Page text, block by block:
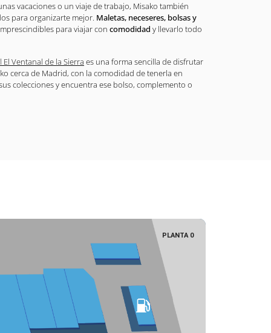
vacaciones o un viaje de trabajo, Misako también
para organizarte mejor. Maletas, neceseres, bolsas y
para viajar con comodidad y llevarlo todo
Ventanal de la Sierra es una forma sencilla de disfrutar
cerca de Madrid, con la comodidad de tenerla en
colecciones y encuentra ese bolso, complemento o